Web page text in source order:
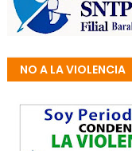
NO A LA VIOLENCIA